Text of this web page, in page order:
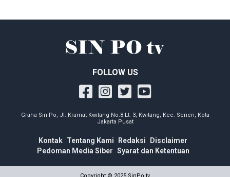
FOLLOW US
Graha Sin Po, Jl. Kramat Kwitang No.8 Lt. 3, Kwitang, Kec. Senen, Kota
Jakarta Pusat
Kontak Tentang Kami Redaksi
Disclaimer
Pedoman Media Siber Syarat dan Ketentuan